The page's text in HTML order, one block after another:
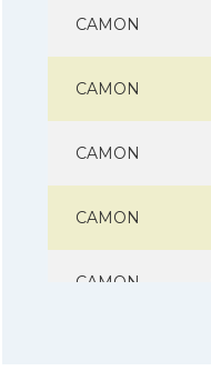
CAMON
CAMON
CAMON
CAMON
CAMON